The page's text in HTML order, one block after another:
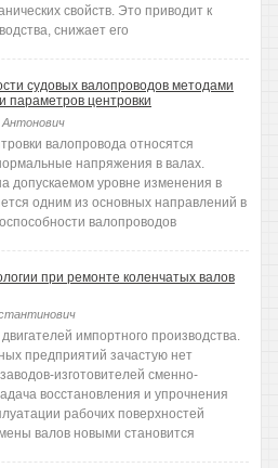
свойств. Это приводит к
снижает его
судовых валопроводов методами
параметров центровки
валопровода относятся
напряжения в валах.
допускаемом уровне изменения в
одним из основных направлений в
валопроводов
при ремонте коленчатых валов
импортного производства.
предприятий зачастую нет
изготовителей сменно-
восстановления и упрочнения
рабочих поверхностей
валов новыми становится